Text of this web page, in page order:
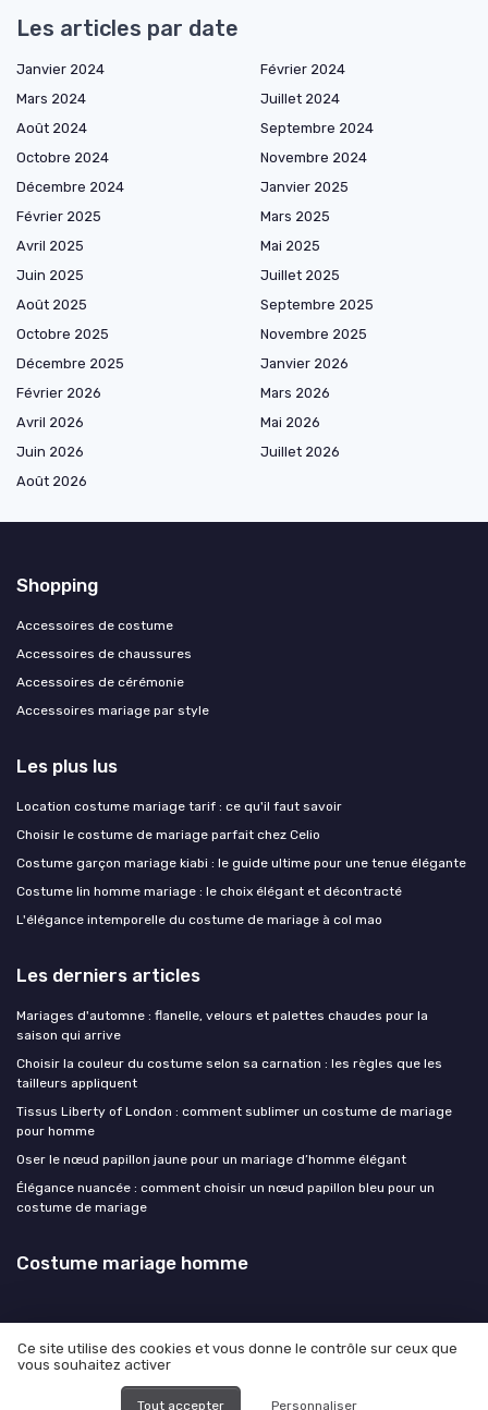
Les articles par date
Janvier 2024
Février 2024
Mars 2024
Juillet 2024
Août 2024
Septembre 2024
Octobre 2024
Novembre 2024
Décembre 2024
Janvier 2025
Février 2025
Mars 2025
Avril 2025
Mai 2025
Juin 2025
Juillet 2025
Août 2025
Septembre 2025
Octobre 2025
Novembre 2025
Décembre 2025
Janvier 2026
Février 2026
Mars 2026
Avril 2026
Mai 2026
Juin 2026
Juillet 2026
Août 2026
Shopping
Accessoires de costume
Accessoires de chaussures
Accessoires de cérémonie
Accessoires mariage par style
Les plus lus
Location costume mariage tarif : ce qu'il faut savoir
Choisir le costume de mariage parfait chez Celio
Costume garçon mariage kiabi : le guide ultime pour une tenue élégante
Costume lin homme mariage : le choix élégant et décontracté
L'élégance intemporelle du costume de mariage à col mao
Les derniers articles
Mariages d'automne : flanelle, velours et palettes chaudes pour la
saison qui arrive
Choisir la couleur du costume selon sa carnation : les règles que les
tailleurs appliquent
Tissus Liberty of London : comment sublimer un costume de mariage
pour homme
Oser le nœud papillon jaune pour un mariage d’homme élégant
Élégance nuancée : comment choisir un nœud papillon bleu pour un
costume de mariage
Costume mariage homme
Mentions légales
© Costume mariage homme 2026
Ce site utilise des cookies et vous donne le contrôle sur ceux que
vous souhaitez activer
Tout accepter Personnaliser